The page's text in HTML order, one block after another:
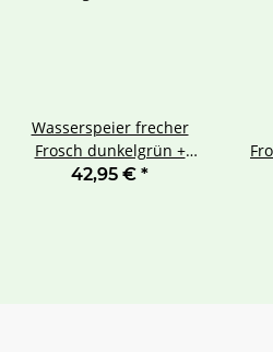
Wasserspeier frecher
Frosch dunkelgrün +
grüne Schwimmkugeln +
42,95 € *